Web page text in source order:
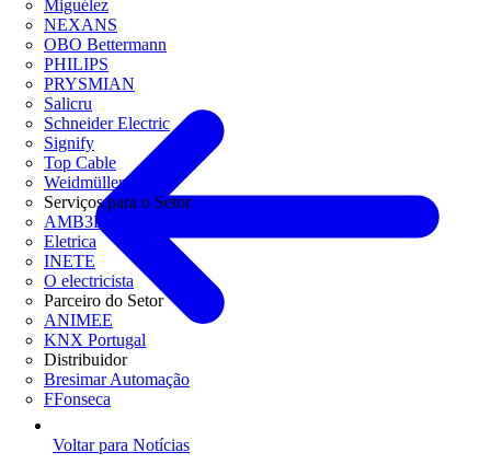
Miguélez
NEXANS
OBO Bettermann
PHILIPS
PRYSMIAN
Salicru
Schneider Electric
Signify
Top Cable
Weidmüller
Serviços para o Setor
AMB3E
Eletrica
INETE
O electricista
Parceiro do Setor
ANIMEE
KNX Portugal
Distribuidor
Bresimar Automação
FFonseca
Voltar para Notícias